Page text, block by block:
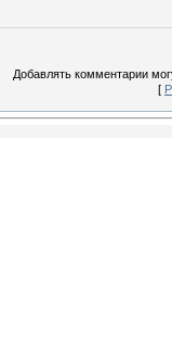
Добавлять комментарии
[